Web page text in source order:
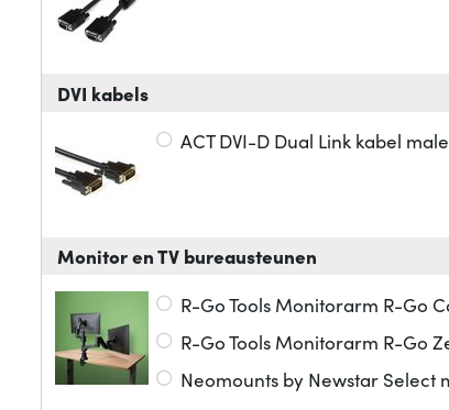
DVI kabels
ACT DVI-D Dual Link kabel
Monitor en TV bureausteunen
R-Go Tools Monitorarm R-Go
R-Go Tools Monitorarm R-Go
Neomounts by Newstar